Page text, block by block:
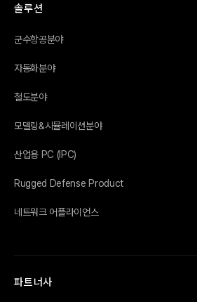
솔루션
군수항공분야
자동화분야
철도분야
모델링&시뮬레이션분야
산업용 PC (IPC)
Rugged Defense Product
네트워크 어플라이언스
파트너사